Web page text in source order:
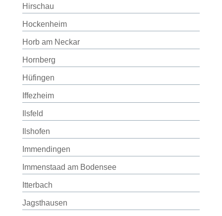
Hirschau
Hockenheim
Horb am Neckar
Hornberg
Hüfingen
Iffezheim
Ilsfeld
Ilshofen
Immendingen
Immenstaad am Bodensee
Itterbach
Jagsthausen